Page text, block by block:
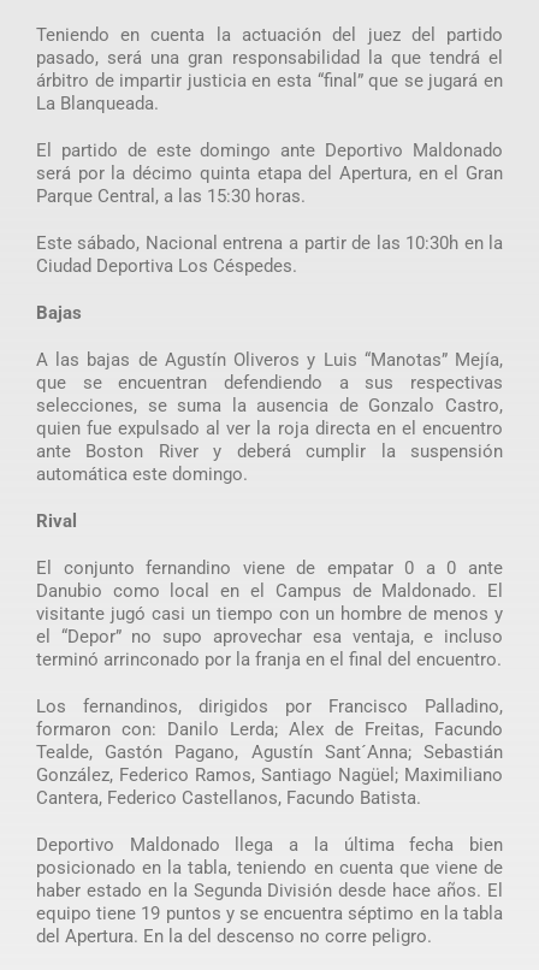
Teniendo en cuenta la actuación del juez del partido
pasado, será una gran responsabilidad la que tendrá el
árbitro de impartir justicia en esta “final” que se jugará en
La Blanqueada.
El partido de este domingo ante Deportivo Maldonado
será por la décimo quinta etapa del Apertura, en el Gran
Parque Central, a las 15:30 horas.
Este sábado, Nacional entrena a partir de las 10:30h en la
Ciudad Deportiva Los Céspedes.
Bajas
A las bajas de Agustín Oliveros y Luis “Manotas” Mejía,
que se encuentran defendiendo a sus respectivas
selecciones, se suma la ausencia de Gonzalo Castro,
quien fue expulsado al ver la roja directa en el encuentro
ante Boston River y deberá cumplir la suspensión
automática este domingo.
Rival
El conjunto fernandino viene de empatar 0 a 0 ante
Danubio como local en el Campus de Maldonado. El
visitante jugó casi un tiempo con un hombre de menos y
el “Depor” no supo aprovechar esa ventaja, e incluso
terminó arrinconado por la franja en el final del encuentro.
Los fernandinos, dirigidos por Francisco Palladino,
formaron con: Danilo Lerda; Alex de Freitas, Facundo
Tealde, Gastón Pagano, Agustín Sant´Anna; Sebastián
González, Federico Ramos, Santiago Nagüel; Maximiliano
Cantera, Federico Castellanos, Facundo Batista.
Deportivo Maldonado llega a la última fecha bien
posicionado en la tabla, teniendo en cuenta que viene de
haber estado en la Segunda División desde hace años. El
equipo tiene 19 puntos y se encuentra séptimo en la tabla
del Apertura. En la del descenso no corre peligro.